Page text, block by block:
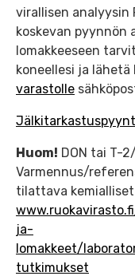
virallisen analyysin
koskevan pyynnön
lomakkeeseen
koneellesi ja lähetä
varastolle
Huom! DON tai T-
Varmennus/
tilattava
ja-
lomakkeet/
tutkimukset